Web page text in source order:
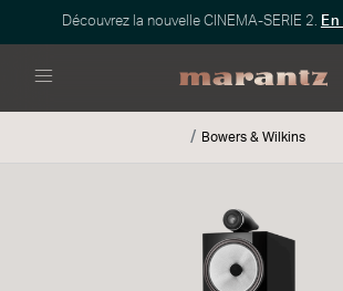
Découvrez la nouvelle CINEMA-SERIE 2.
Bowers & Wilkins